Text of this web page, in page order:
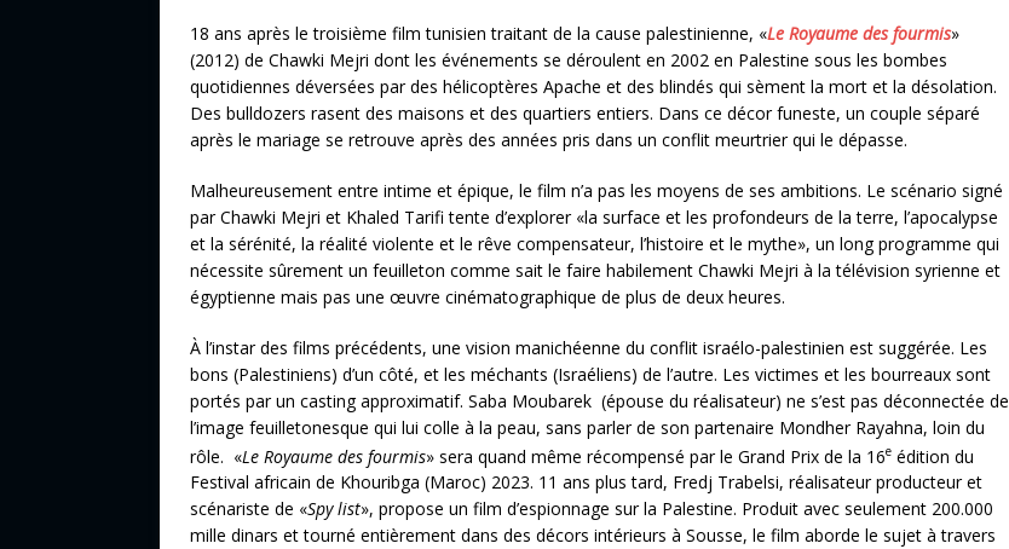
18 ans après le troisième film tunisien traitant de la cause palestinienne, «Le Royaume des fourmis»
(2012) de Chawki Mejri dont les événements se déroulent en 2002 en Palestine sous les bombes
quotidiennes déversées par des hélicoptères Apache et des blindés qui sèment la mort et la désolation.
Des bulldozers rasent des maisons et des quartiers entiers. Dans ce décor funeste, un couple séparé
après le mariage se retrouve après des années pris dans un conflit meurtrier qui le dépasse.
Malheureusement entre intime et épique, le film n’a pas les moyens de ses ambitions. Le scénario signé
par Chawki Mejri et Khaled Tarifi tente d’explorer «la surface et les profondeurs de la terre, l’apocalypse
et la sérénité, la réalité violente et le rêve compensateur, l’histoire et le mythe», un long programme qui
nécessite sûrement un feuilleton comme sait le faire habilement Chawki Mejri à la télévision syrienne et
égyptienne mais pas une œuvre cinématographique de plus de deux heures.
À l’instar des films précédents, une vision manichéenne du conflit israélo-palestinien est suggérée. Les
bons (Palestiniens) d’un côté, et les méchants (Israéliens) de l’autre. Les victimes et les bourreaux sont
portés par un casting approximatif. Saba Moubarek (épouse du réalisateur) ne s’est pas déconnectée de
l’image feuilletonesque qui lui colle à la peau, sans parler de son partenaire Mondher Rayahna, loin du
rôle. «Le Royaume des fourmis» sera quand même récompensé par le Grand Prix de la 16e édition du
Festival africain de Khouribga (Maroc) 2023. 11 ans plus tard, Fredj Trabelsi, réalisateur producteur et
scénariste de «Spy list», propose un film d’espionnage sur la Palestine. Produit avec seulement 200.000
mille dinars et tourné entièrement dans des décors intérieurs à Sousse, le film aborde le sujet à travers